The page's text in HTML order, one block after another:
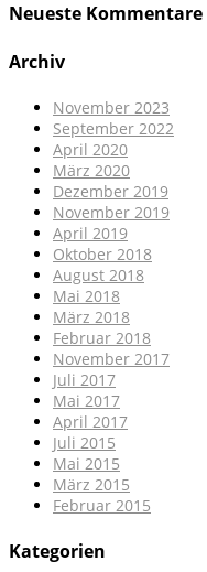
Neueste Kommentare
Archiv
November 2023
September 2022
April 2020
März 2020
Dezember 2019
November 2019
April 2019
Oktober 2018
August 2018
Mai 2018
März 2018
Februar 2018
November 2017
Juli 2017
Mai 2017
April 2017
Juli 2015
Mai 2015
März 2015
Februar 2015
Kategorien